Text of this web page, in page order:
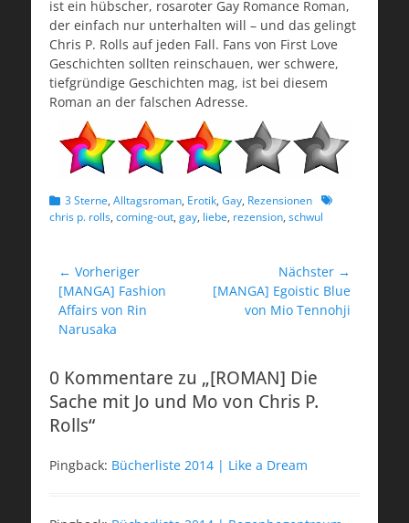
ist ein hübscher, rosaroter Gay Romance Roman,
der einfach nur unterhalten will – und das gelingt
Chris P. Rolls auf jeden Fall. Fans von First Love
Geschichten sollten reinschauen, wer schwere,
tiefgründige Geschichten mag, ist bei diesem
Roman an der falschen Adresse.
Kategorien
3 Sterne, Alltagsroman, Erotik, Gay, Rezensionen Schlagworte
chris p. rolls, coming-out, gay, liebe, rezension, schwul
Beitragsnavigation
← Vorheriger
Vorheriger
Beitrag:
[MANGA] Fashion
Affairs von Rin
Narusaka
Nächster →
Nächster
Beitrag:
[MANGA] Egoistic Blue
von Mio Tennohji
0 Kommentare zu „[ROMAN] Die
Sache mit Jo und Mo von Chris P.
Rolls“
Pingback: Bücherliste 2014 | Like a Dream